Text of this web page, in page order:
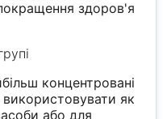
здоров'я
концентровані
як
або для